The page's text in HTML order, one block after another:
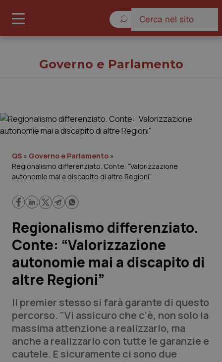
Governo e Parlamento
Regioni e Asl
Lavoro e Professioni
Scienza e Farmaci
Studi e Analisi
Lettere al direttore
Edizioni Regionali
QS Pro
Governo e Parlamento
QS » Governo e Parlamento »
Regionalismo differenziato. Conte: “Valorizzazione
autonomie mai a discapito di altre Regioni”
Regionalismo differenziato.
Conte: “Valorizzazione
autonomie mai a discapito di
altre Regioni”
Il premier stesso si farà garante di questo
percorso. "Vi assicuro che c'è, non solo la
massima attenzione a realizzarlo, ma
anche a realizzarlo con tutte le garanzie e
cautele. E sicuramente ci sono due